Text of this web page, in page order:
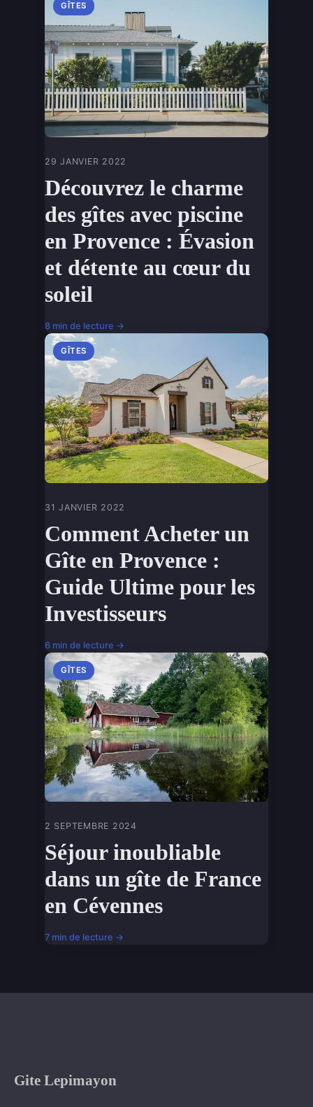
GÎTES
29 JANVIER 2022
Découvrez le charme
des gîtes avec piscine
en Provence : Évasion
et détente au cœur du
soleil
8 min de lecture →
GÎTES
31 JANVIER 2022
Comment Acheter un
Gîte en Provence :
Guide Ultime pour les
Investisseurs
6 min de lecture →
GÎTES
2 SEPTEMBRE 2024
Séjour inoubliable
dans un gîte de France
en Cévennes
7 min de lecture →
Gite Lepimayon